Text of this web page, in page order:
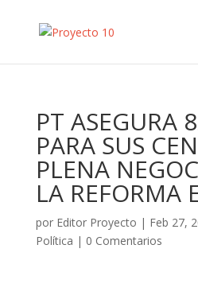
PT ASEGURA
PARA SUS
PLENA
LA REFORMA
por Editor Proyecto | Feb 27,
Política | 0 Comentarios